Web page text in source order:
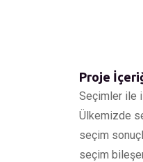
Proje
Seçimler ile
Ülkemizde
seçim
seçim